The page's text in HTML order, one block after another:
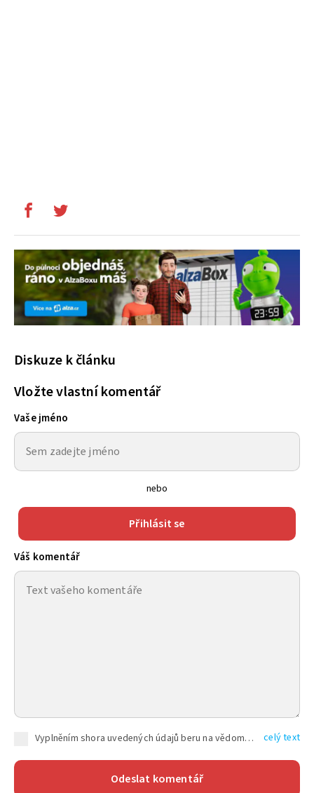
Diskuze k článku
Vložte vlastní komentář
Vaše jméno
nebo
Přihlásit se
Váš komentář
Vyplněním shora uvedených údajů beru na vědomí, že společnost TEXT FACTORY s.r.o., sídlem Brno, Durďákova 336/29, Černá Pole, PSČ: 613 00, IČ: 06157831, zapsané u Krajského soudu v Brně, oddíl C, vložka 100399, bude zpracovávat mé osobní údaje uvedené v rámci mnou vyplněného registračního formuláře na základě oprávněných zájmů TEXT FACTORY s.r.o. dle čl. 6 odst. 1 písm. f) GDPR a pro splnění právních povinností (čl. 6 odst. 1 písm. c) GDPR), a to pro tyto účely: nezbytnost zajistit oprávnění návštěvníka webových stránek provozovaných společností TEXT FACTORY s.r.o. přispívat aktivně ke zveřejněným článkům nebo v rámci diskusních fór a výkon práv TEXT FACTORY s.r.o. jako administrátora těchto diskusních fór. Více informací o zpracování osobních údajů a právech lze nalézt v celý text